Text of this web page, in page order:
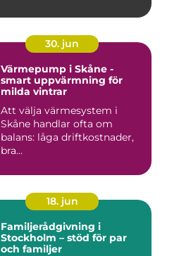
30. jun
Värmepump i Skåne -
smart uppvärmning för
milda vintrar
Att välja värmesystem i
Skåne handlar ofta om
balans: låga driftkostnader,
bra...
18. jun
Familjerådgivning i
Stockholm – stöd för par
och familjer